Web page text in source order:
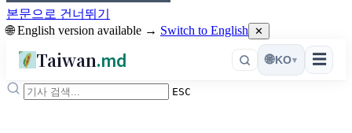
본문으로 건너뛰기
🌐 English version available → Switch to English ✕
Taiwan.md ☰
🌐KO▾
ESC